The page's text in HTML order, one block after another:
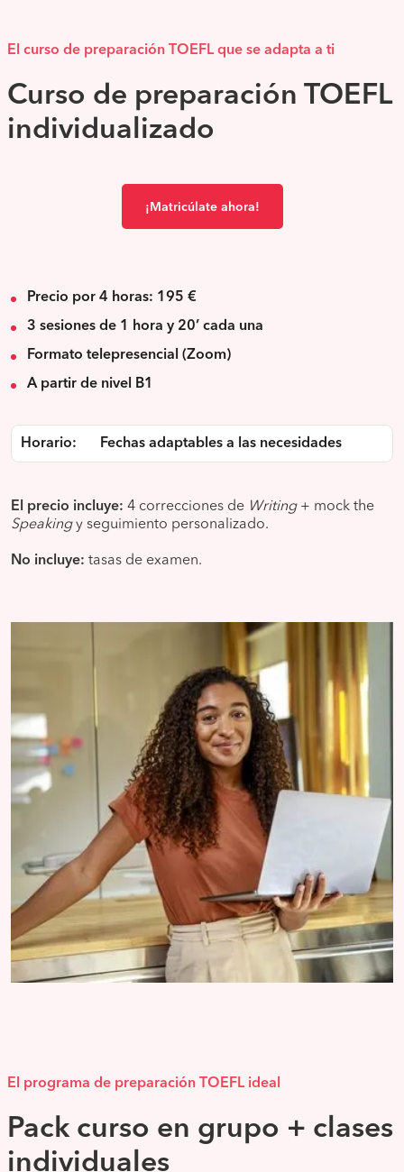
El curso de preparación TOEFL que se adapta a ti
Curso de preparación TOEFL
individualizado
¡Matricúlate ahora!
Precio por 4 horas: 195 €
3 sesiones de 1 hora y 20’ cada una
Formato telepresencial (Zoom)
A partir de nivel B1
Horario: Fechas adaptables a las necesidades
El precio incluye: 4 correcciones de Writing+ mock the
Speakingy seguimiento personalizado.
No incluye: tasas de examen.
El programa de preparación TOEFL ideal
Pack curso en grupo + clases
individuales